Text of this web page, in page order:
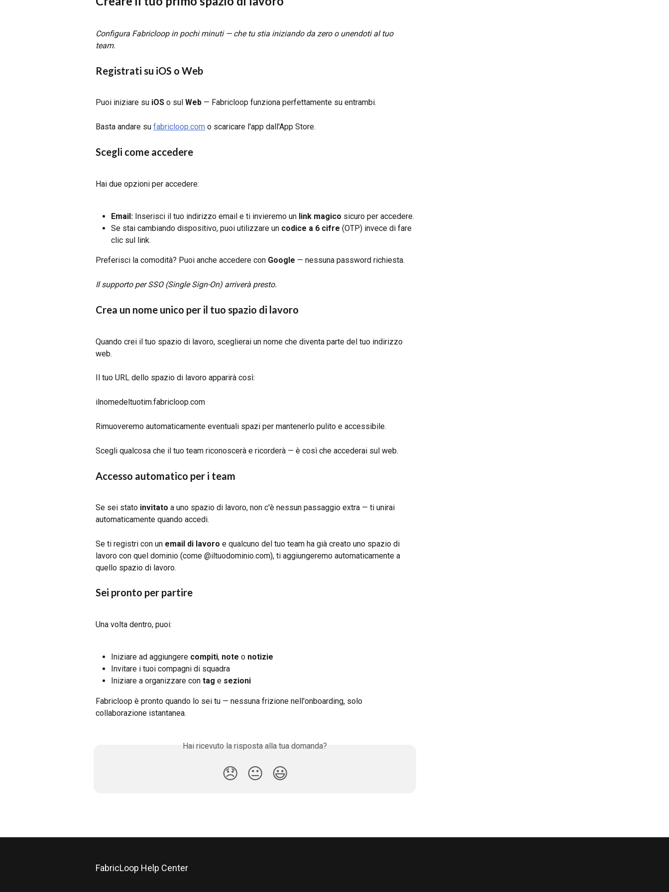
Configura Fabricloop in pochi minuti — che tu stia iniziando da zero o unendoti al tuo
team.
Registrati su iOS o Web
Puoi iniziare su iOS o sul Web — Fabricloop funziona perfettamente su entrambi.
Basta andare su fabricloop.com o scaricare l'app dall'App Store.
Scegli come accedere
Hai due opzioni per accedere:
Email: Inserisci il tuo indirizzo email e ti invieremo un link magico sicuro per accedere.
Se stai cambiando dispositivo, puoi utilizzare un codice a 6 cifre (OTP) invece di fare
clic sul link.
Preferisci la comodità? Puoi anche accedere con Google — nessuna password richiesta.
Il supporto per SSO (Single Sign-On) arriverà presto.
Crea un nome unico per il tuo spazio di lavoro
Quando crei il tuo spazio di lavoro, sceglierai un nome che diventa parte del tuo indirizzo
web.
Il tuo URL dello spazio di lavoro apparirà così:
ilnomedeltuotim.fabricloop.com
Rimuoveremo automaticamente eventuali spazi per mantenerlo pulito e accessibile.
Scegli qualcosa che il tuo team riconoscerà e ricorderà — è così che accederai sul web.
Accesso automatico per i team
Se sei stato invitato a uno spazio di lavoro, non c'è nessun passaggio extra — ti unirai
automaticamente quando accedi.
Se ti registri con un email di lavoro e qualcuno del tuo team ha già creato uno spazio di
lavoro con quel dominio (come @iltuodominio.com), ti aggiungeremo automaticamente a
quello spazio di lavoro.
Sei pronto per partire
Una volta dentro, puoi:
Iniziare ad aggiungere compiti, note o notizie
Invitare i tuoi compagni di squadra
Iniziare a organizzare con tag e sezioni
Fabricloop è pronto quando lo sei tu — nessuna frizione nell'onboarding, solo
collaborazione istantanea.
Hai ricevuto la risposta alla tua domanda?
😞 😐 😃
FabricLoop Help Center